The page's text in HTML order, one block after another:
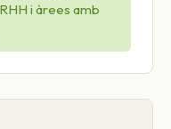
i àrees amb